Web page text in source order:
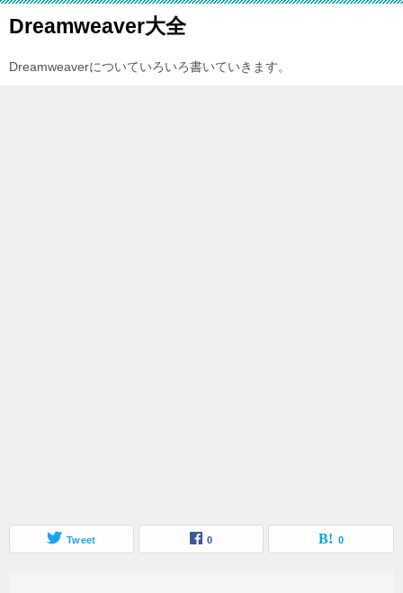
Dreamweaver大全
Dreamweaverについていろいろ書いていきます。
Tweet 0 0